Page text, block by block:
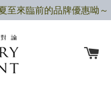
至來臨前的品牌優惠呦～